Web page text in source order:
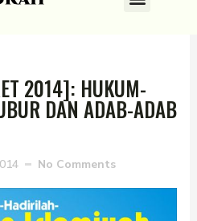
2014]: HUKUM-
DAN ADAB-ADAB
No Comments